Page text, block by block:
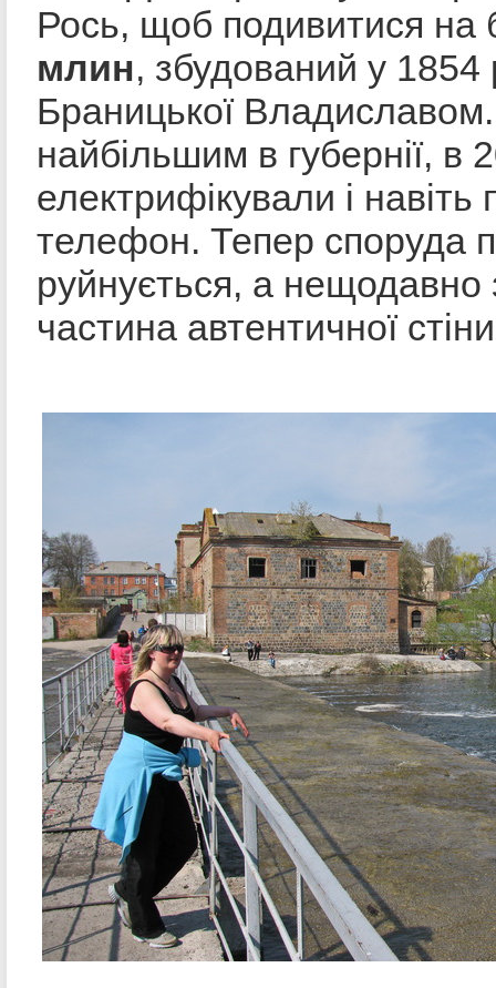
Рось, щоб подивитися на
млин, збудований у 1854
Браницької
найбільшим в губернії, в
електрифікували і навіть
телефон. Тепер споруда
руйнується, а нещодавно
частина автентичної